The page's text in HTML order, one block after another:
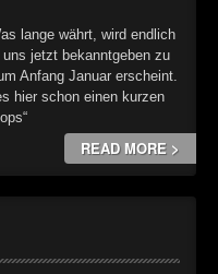
lange währt, wird endlich
jetzt bekanntgeben zu
Anfang Januar erscheint.
hier schon einen kurzen
READ MORE >